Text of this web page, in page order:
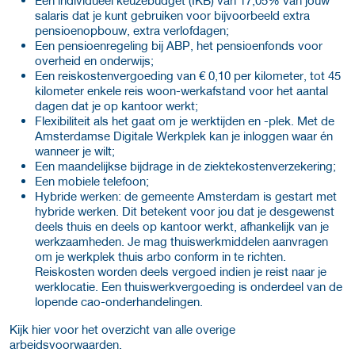
salaris dat je kunt gebruiken voor bijvoorbeeld extra
pensioenopbouw, extra verlofdagen;
Een pensioenregeling bij ABP, het pensioenfonds voor
overheid en onderwijs;
Een reiskostenvergoeding van € 0,10 per kilometer, tot 45
kilometer enkele reis woon-werkafstand voor het aantal
dagen dat je op kantoor werkt;
Flexibiliteit als het gaat om je werktijden en -plek. Met de
Amsterdamse Digitale Werkplek kan je inloggen waar én
wanneer je wilt;
Een maandelijkse bijdrage in de ziektekostenverzekering;
Een mobiele telefoon;
Hybride werken: de gemeente Amsterdam is gestart met
hybride werken. Dit betekent voor jou dat je desgewenst
deels thuis en deels op kantoor werkt, afhankelijk van je
werkzaamheden. Je mag thuiswerkmiddelen aanvragen
om je werkplek thuis arbo conform in te richten.
Reiskosten worden deels vergoed indien je reist naar je
werklocatie. Een thuiswerkvergoeding is onderdeel van de
lopende cao-onderhandelingen.
Kijk hier voor het overzicht van alle overige
arbeidsvoorwaarden.